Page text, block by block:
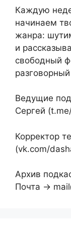
Каждую
начинаем
жанра:
и
свободный
Ведущие
Сергей
Корректор
(vk.com/
Архив
Почта →